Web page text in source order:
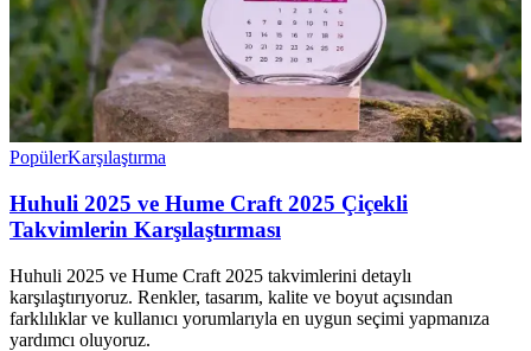
PopülerKarşılaştırma
Huhuli 2025 ve Hume Craft 2025 Çiçekli
Takvimlerin Karşılaştırması
Huhuli 2025 ve Hume Craft 2025 takvimlerini detaylı
karşılaştırıyoruz. Renkler, tasarım, kalite ve boyut açısından
farklılıklar ve kullanıcı yorumlarıyla en uygun seçimi yapmanıza
yardımcı oluyoruz.